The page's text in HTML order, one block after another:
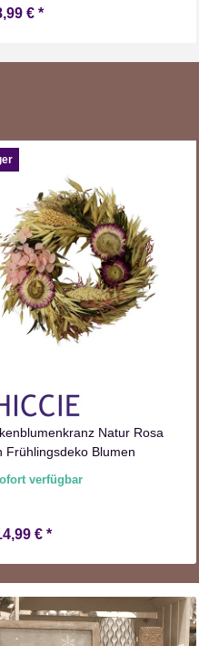
€ *
Natur Rosa
Frühlingsdeko Blumen
verfügbar
€ *